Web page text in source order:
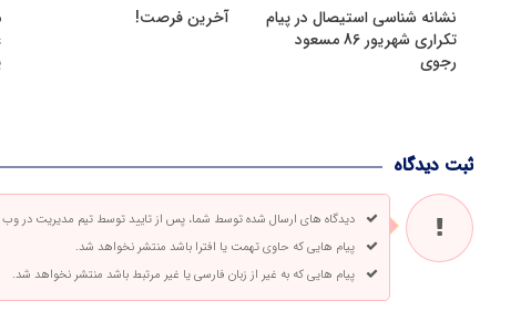
نشانه شناسی استیصال در پیام
تکراری شهریور 86 مسعود
رجوی
آخرین فرصت!
ثبت دیدگاه
دیدگاه های ارسال شده توسط شما، پس از تایید توسط تیم مدیریت در
پیام هایی که حاوی تهمت یا افترا باشد منتشر نخواهد شد.
پیام هایی که به غیر از زبان فارسی یا غیر مرتبط باشد منتشر نخواهد شد.